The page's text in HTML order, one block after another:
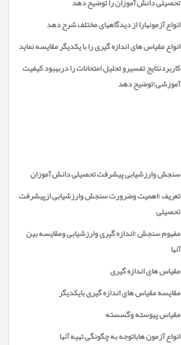
انواع آزمونهارا از دیدگاههای مختلف شرح دهد
انواع مقیاس های اندازه گیری را با یکدیگر مقایسه نماید
کاربردنتایج تفسیرو تحلیل امتحانات را دربهبود کیفیت
آموزشی؛توضیح دهد
سنجش وارزشیابی پیشرفت تحصیلی دانش آموزان
تعریف ؛اهمیت وضرورت سنجش وارزشیابی ازپیشرفت
تحصیلی
مفهوم سنجش ؛اندازه گیری وارزشیابی ومقایسه بین
آنها
مقیاس های اندازه گیری
مقایسه مقیاس های اندازه گیری بایکدیگر
مقیاس پیوسته وگسسته
انواع آزمون هاباتوجه به چگونگی تهیه آنها